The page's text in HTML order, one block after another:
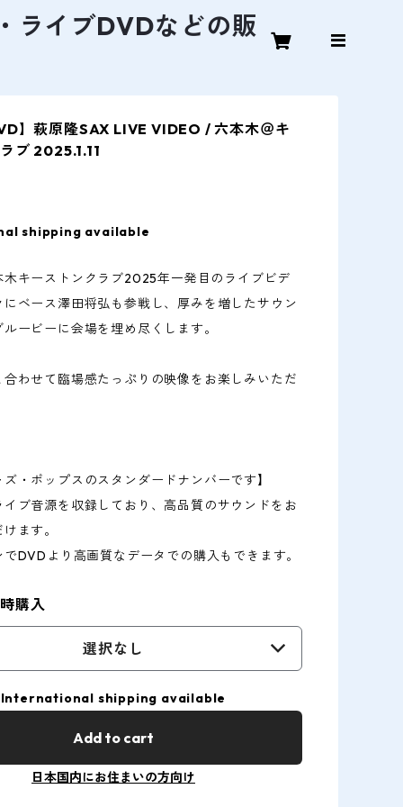
ライブDVDなどの販
】萩原隆SAX LIVE VIDEO / 六本木＠キ
ブ 2025.1.11
shipping available
木キーストンクラブ2025年一発目のライブビデ
ベース澤田将弘も参戦し、厚みを増したサウン
ービーに会場を埋め尽くします。
わせて臨場感たっぷりの映像をお楽しみいただ
・ポップスのスタンダードナンバーです】
ブ音源を収録しており、高品質のサウンドをお
ます。
DVDより高画質なデータでの購入もできます。
購入
選択なし
International shipping available
Add to cart
日本国内にお住まいの方向け